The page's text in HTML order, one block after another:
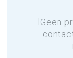
lGeen